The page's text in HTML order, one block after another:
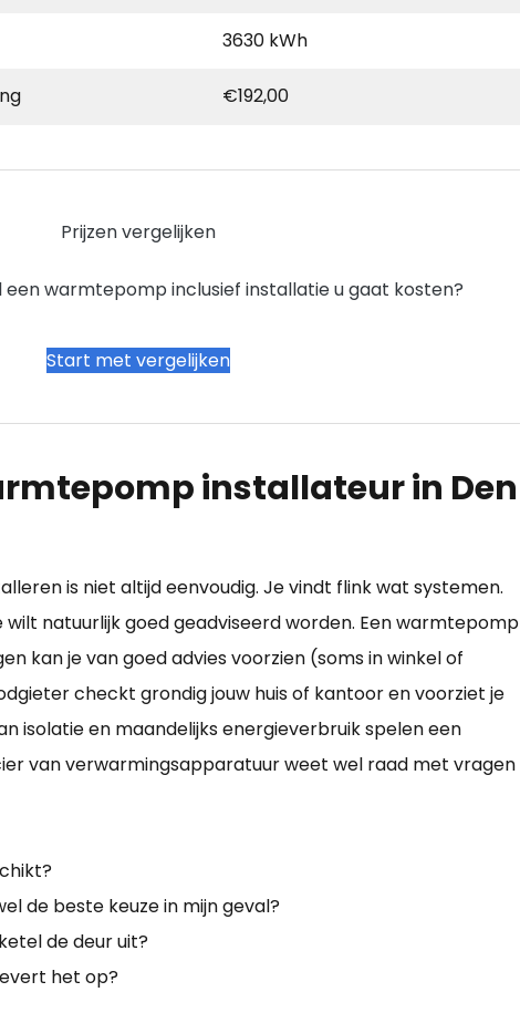
3630 kWh
€192,00
Prijzen vergelijken
warmtepomp inclusief installatie u gaat kosten?
Start met vergelijken
installateur in Den
is niet altijd eenvoudig. Je vindt flink wat systemen.
wilt natuurlijk goed geadviseerd worden. Een warmtepomp
kan je van goed advies voorzien (soms in winkel of
checkt grondig jouw huis of kantoor en voorziet je
isolatie en maandelijks energieverbruik spelen een
van verwarmingsapparatuur weet wel raad met vragen
de beste keuze in mijn geval?
de deur uit?
het op?